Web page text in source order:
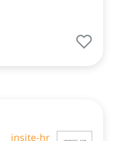
insite-hr